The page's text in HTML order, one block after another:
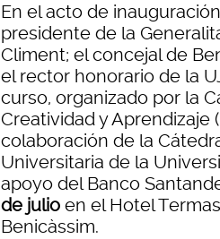
En el acto de
presidente de la
Climent; el concejal de
el rector honorario de la
curso, organizado por la
Creatividad y Aprendizaje
colaboración de la
Universitaria de la
apoyo del Banco
de julio en el Hotel
Benicàssim.